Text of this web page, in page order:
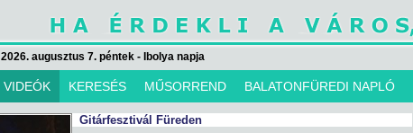
2026. augusztus 7. péntek - Ibolya napja
VIDEÓK KERESÉS MŰSORREND BALATONFÜREDI NAPLÓ
Gitárfesztivál Füreden